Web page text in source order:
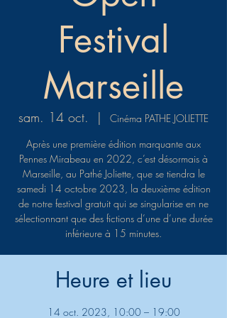
Festival
Marseille
sam. 14 oct.
  |
Cinéma PATHE JOLIETTE
Après une première édition marquante aux
Pennes Mirabeau en 2022, c’est désormais à
Marseille, au Pathé Joliette, que se tiendra le
samedi 14 octobre 2023, la deuxième édition
de notre festival gratuit qui se singularise en ne
sélectionnant que des fictions d’une d’une durée
inférieure à 15 minutes.
Heure et lieu
14 oct. 2023, 10:00 – 19:00